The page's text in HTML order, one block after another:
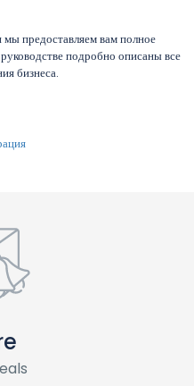
предоставляем вам полное
подробно описаны все
бизнеса.